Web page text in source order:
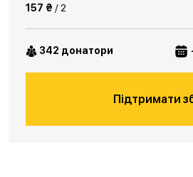
157 ₴ / 2
342 донатори
Підтримати